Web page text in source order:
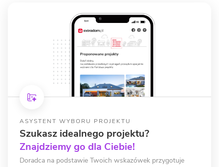
ASYSTENT WYBORU PROJEKTU
Szukasz idealnego projektu?
Znajdziemy go dla Ciebie!
Doradca na podstawie Twoich wskazówek przygotuje